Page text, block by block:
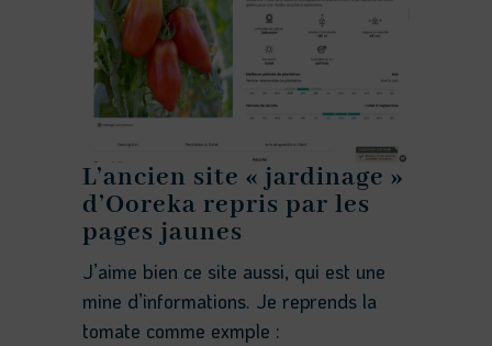
L’ancien site « jardinage »
d’Ooreka repris par les
pages jaunes
J’aime bien ce site aussi, qui est une
mine d’informations. Je reprends la
tomate comme exmple :